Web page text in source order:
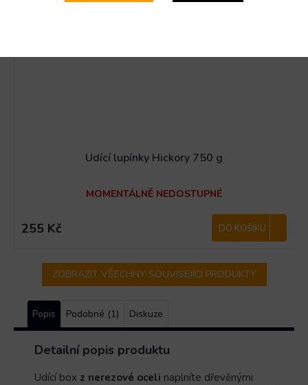
Udící lupínky Hickory 750 g
MOMENTÁLNĚ NEDOSTUPNÉ
255 Kč DO KOŠÍKU
ZOBRAZIT VŠECHNY SOUVISEJÍCÍ PRODUKTY
Popis Podobné (1) Diskuze
Detailní popis produktu
Udící box z nerezové oceli naplníte dřevěnými